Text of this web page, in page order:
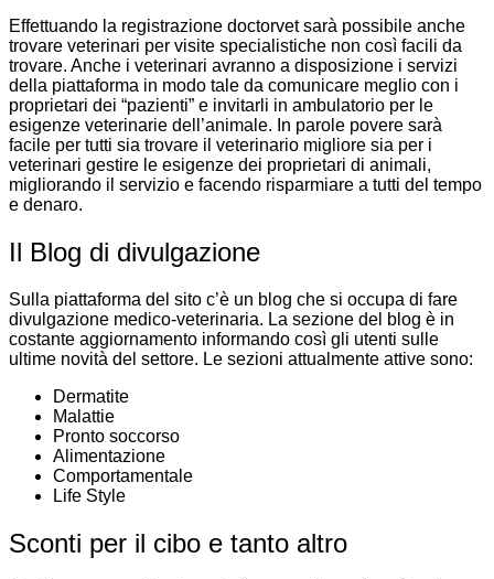
Effettuando la registrazione doctorvet sarà possibile anche
trovare veterinari per visite specialistiche non così facili da
trovare. Anche i veterinari avranno a disposizione i servizi
della piattaforma in modo tale da comunicare meglio con i
proprietari dei “pazienti” e invitarli in ambulatorio per le
esigenze veterinarie dell’animale. In parole povere sarà
facile per tutti sia trovare il veterinario migliore sia per i
veterinari gestire le esigenze dei proprietari di animali,
migliorando il servizio e facendo risparmiare a tutti del tempo
e denaro.
Il Blog di divulgazione
Sulla piattaforma del sito c’è un blog che si occupa di fare
divulgazione medico-veterinaria. La sezione del blog è in
costante aggiornamento informando così gli utenti sulle
ultime novità del settore. Le sezioni attualmente attive sono:
Dermatite
Malattie
Pronto soccorso
Alimentazione
Comportamentale
Life Style
Sconti per il cibo e tanto altro